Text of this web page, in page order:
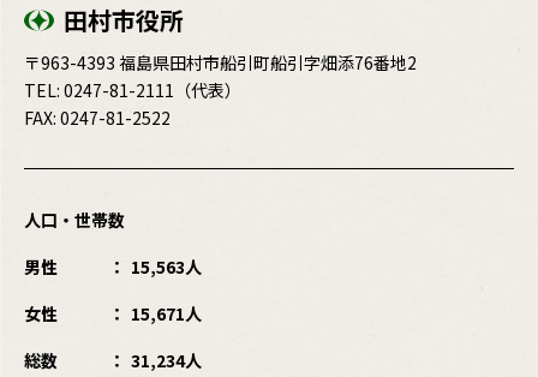
田村市役所
〒963-4393 福島県田村市船引町船引字畑添76番地2
TEL: 0247-81-2111 （代表）
FAX: 0247-81-2522
人口・世帯数
男性
15,563人
女性
15,671人
総数
31,234人